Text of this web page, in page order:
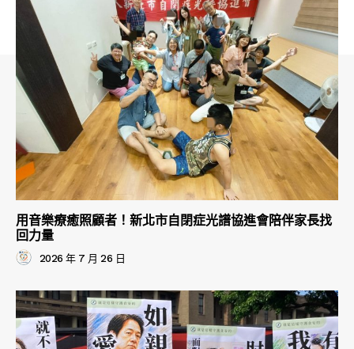
用音樂療癒照顧者！新北市自閉症光譜協進會陪伴家長找
回力量
2026 年 7 月 26 日